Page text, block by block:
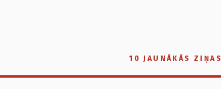
10 JAUNĀKĀS ZIŅAS